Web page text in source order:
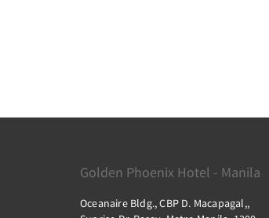
Golden Phoenix Hotel - Manila
Oceanaire Bldg., CBP D. Macapagal,,